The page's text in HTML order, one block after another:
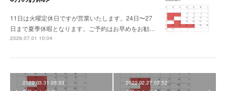
11日は火曜定休日ですが営業いたします。24日〜27
日まで夏季休暇となります。ご予約はお早めをお勧…
2026.07.01 10:04
2022.03.31 08:33 2022.02.27 02:52